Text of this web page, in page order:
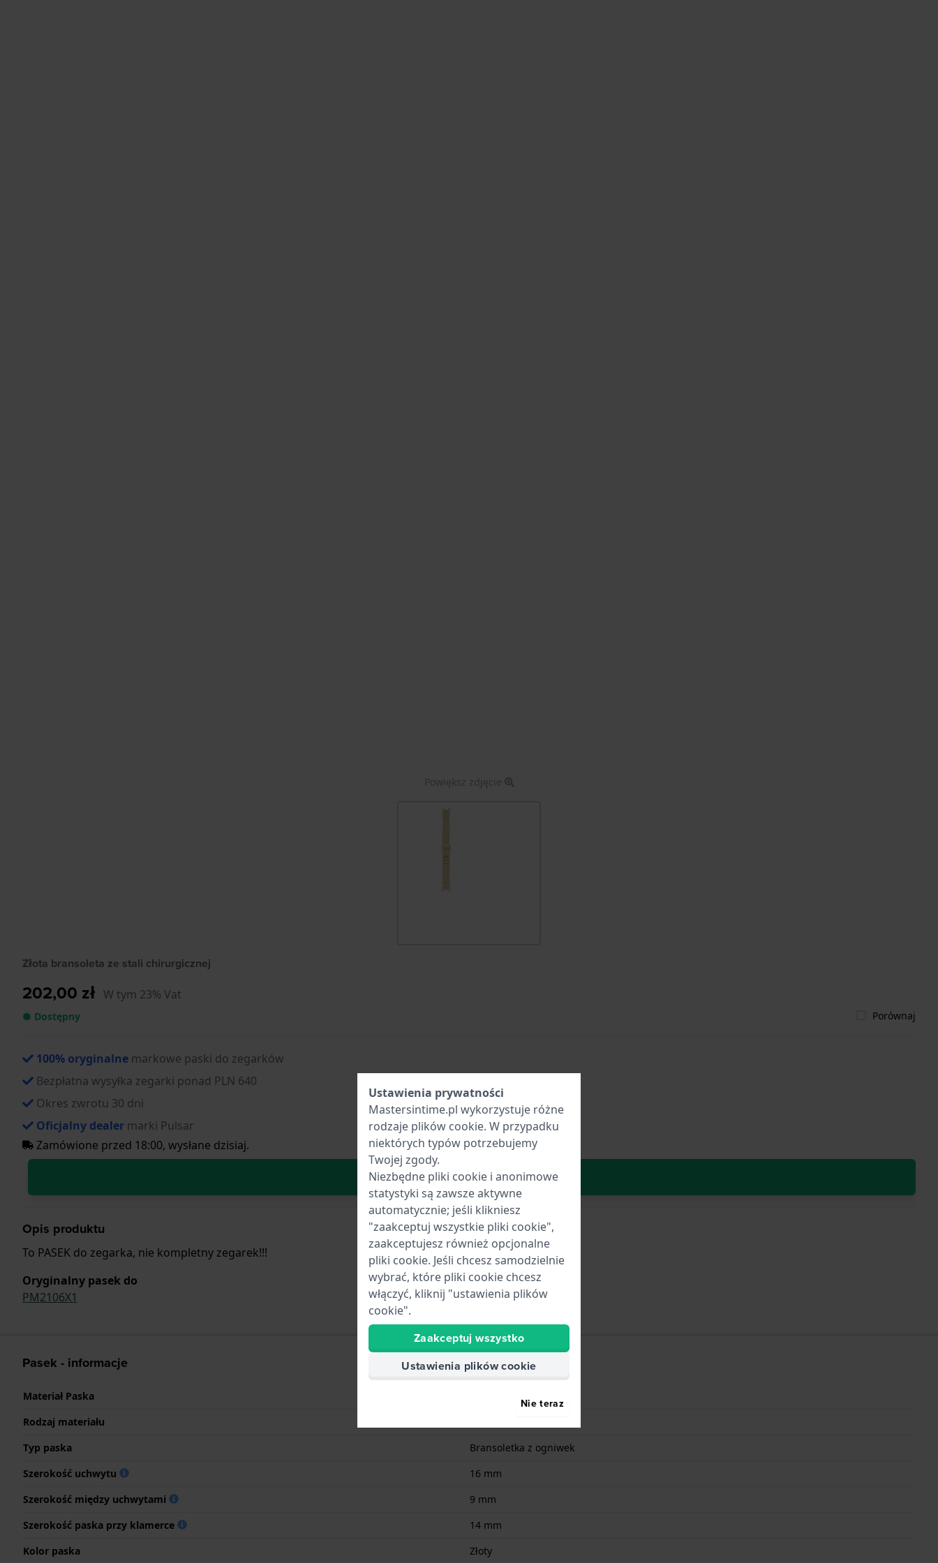
Powiększ zdjęcie
Złota bransoleta ze stali chirurgicznej
202,00 zł W tym 23% Vat
● Dostępny Porównaj
100% oryginalne markowe paski do zegarków
Bezpłatna wysyłka zegarki ponad PLN 640
Okres zwrotu 30 dni
Oficjalny dealer marki Pulsar
Zamówione przed 18:00, wysłane dzisiaj.
W Koszyku
Opis produktu
To PASEK do zegarka, nie kompletny zegarek!!!
Oryginalny pasek do
PM2106X1
Pasek - informacje
Materiał Paska
Rodzaj materiału
Typ paska
Bransoletka z ogniwek
Szerokość uchwytu
16 mm
Szerokość między uchwytami
9 mm
Szerokość paska przy klamerce
14 mm
Kolor paska
Złoty
Ustawienia prywatności
Mastersintime.pl wykorzystuje różne
rodzaje plików cookie. W przypadku
niektórych typów potrzebujemy
Twojej zgody.
Niezbędne pliki cookie i anonimowe
statystyki są zawsze aktywne
automatycznie; jeśli klikniesz
"zaakceptuj wszystkie pliki cookie",
zaakceptujesz również opcjonalne
pliki cookie. Jeśli chcesz samodzielnie
wybrać, które pliki cookie chcesz
włączyć, kliknij "ustawienia plików
cookie".
Zaakceptuj wszystko
Ustawienia plików cookie
Nie teraz